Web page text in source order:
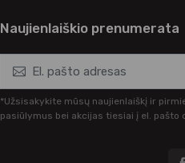
Naujienlaiškio prenumerata
*Užsisakykite mūsų naujienlaiškį ir
pasiūlymus bei akcijas tiesiai į el. pašto